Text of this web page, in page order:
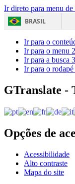
Ir direto para menu de
BRASIL
Ir para o
Ir para o menu 2
Ir para a busca 3
Ir para o rodapé
GTranslate -
Opções de
Acessibilidade
Alto contraste
Mapa do site